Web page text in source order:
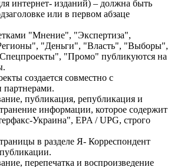
интернет- изданий) – должна быть
или в первом абзаце
"Мнение", "Экспертиза",
"Деньги", "Власть", "Выборы",
"Промо" публикуются на
создается совместно с
партнерами.
публикация, републикация и
информации, которое содержит
Украина", EPA / UPG, строго
в разделе Я- Корреспондент
перепечатка и воспроизведение